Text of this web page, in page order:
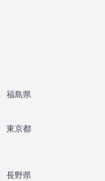
福島県
東京都
長野県